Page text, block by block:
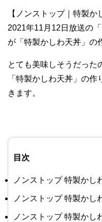
【ノンストップ｜特製か
2021年11月12日放送の
が「特製かしわ天丼」の
とても美味しそうだった
「特製かしわ天丼」の
きます。
目次
ノンストップ 特製かし
ノンストップ 特製かし
ノンストップ 特製かし